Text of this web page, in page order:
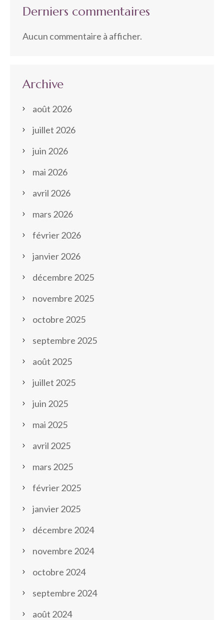
Derniers commentaires
Aucun commentaire à afficher.
Archive
août 2026
juillet 2026
juin 2026
mai 2026
avril 2026
mars 2026
février 2026
janvier 2026
décembre 2025
novembre 2025
octobre 2025
septembre 2025
août 2025
juillet 2025
juin 2025
mai 2025
avril 2025
mars 2025
février 2025
janvier 2025
décembre 2024
novembre 2024
octobre 2024
septembre 2024
août 2024